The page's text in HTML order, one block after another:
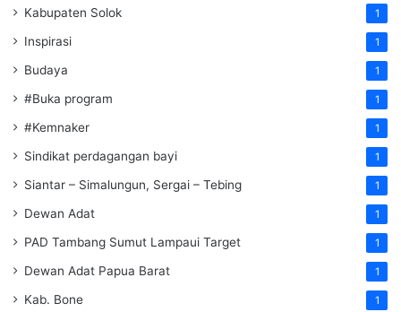
Kabupaten Solok 1
Inspirasi 1
Budaya 1
#Buka program 1
#Kemnaker 1
Sindikat perdagangan bayi 1
Siantar – Simalungun, Sergai – Tebing 1
Dewan Adat 1
PAD Tambang Sumut Lampaui Target 1
Dewan Adat Papua Barat 1
Kab. Bone 1